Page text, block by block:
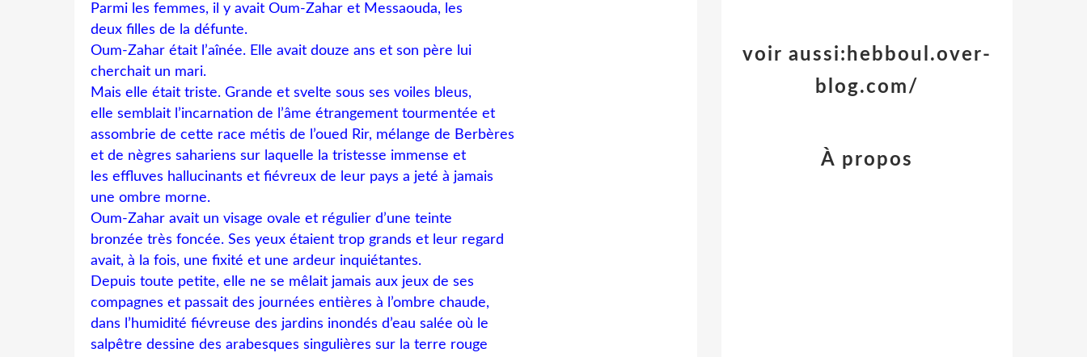
Parmi les femmes, il y avait Oum-Zahar et Messaouda, les
deux filles de la défunte.
Oum-Zahar était l’aînée. Elle avait douze ans et son père lui
cherchait un mari.
Mais elle était triste. Grande et svelte sous ses voiles bleus,
elle semblait l’incarnation de l’âme étrangement tourmentée et
assombrie de cette race métis de l’oued Rir, mélange de Berbères
et de nègres sahariens sur laquelle la tristesse immense et
les effluves hallucinants et fiévreux de leur pays a jeté à jamais
une ombre morne.
Oum-Zahar avait un visage ovale et régulier d’une teinte
bronzée très foncée. Ses yeux étaient trop grands et leur regard
avait, à la fois, une fixité et une ardeur inquiétantes.
Depuis toute petite, elle ne se mêlait jamais aux jeux de ses
compagnes et passait des journées entières à l’ombre chaude,
dans l’humidité fiévreuse des jardins inondés d’eau salée où le
salpêtre dessine des arabesques singulières sur la terre rouge
voir aussi:hebboul.over-
blog.com/
À propos